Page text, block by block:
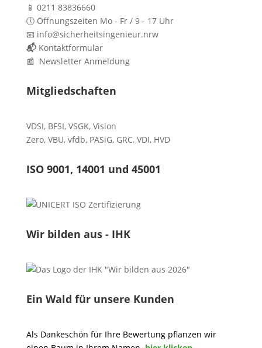
📱 0211 83836660
🕔 Öffnungszeiten Mo - Fr / 9 - 17 Uhr
📧 info@sicherheitsingenieur.nrw
📬 Kontaktformular
📰 Newsletter Anmeldung
Mitgliedschaften
VDSI, BFSI, VSGK, Vision
Zero, VBU, vfdb, PASiG, GRC, VDI, HVD
ISO 9001, 14001 und 45001
Wir bilden aus - IHK
Ein Wald für unsere Kunden
Als Dankeschön für Ihre Bewertung pflanzen wir